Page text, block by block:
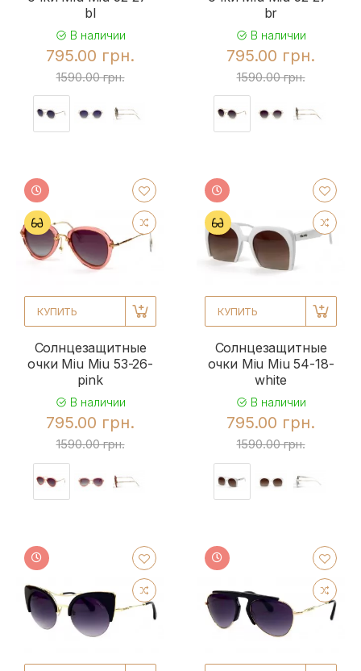
bl
В наличии
795.00 грн.
1590.00 грн.
br
В наличии
795.00 грн.
1590.00 грн.
КУПИТЬ
Солнцезащитные
очки Miu Miu 53-26-
pink
В наличии
795.00 грн.
1590.00 грн.
КУПИТЬ
Солнцезащитные
очки Miu Miu 54-18-
white
В наличии
795.00 грн.
1590.00 грн.